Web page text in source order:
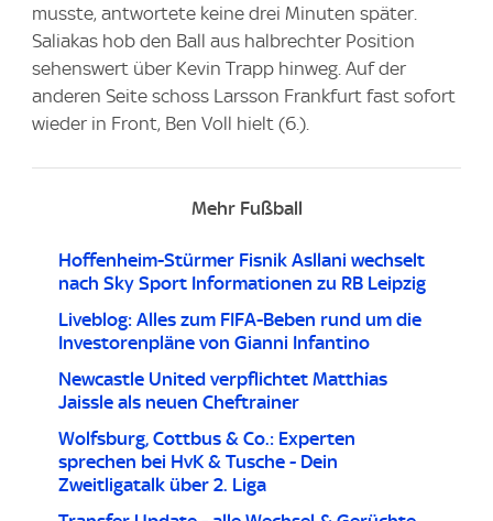
musste, antwortete keine drei Minuten später.
Saliakas hob den Ball aus halbrechter Position
sehenswert über Kevin Trapp hinweg. Auf der
anderen Seite schoss Larsson Frankfurt fast sofort
wieder in Front, Ben Voll hielt (6.).
Mehr Fußball
Hoffenheim-Stürmer Fisnik Asllani wechselt
nach Sky Sport Informationen zu RB Leipzig
Liveblog: Alles zum FIFA-Beben rund um die
Investorenpläne von Gianni Infantino
Newcastle United verpflichtet Matthias
Jaissle als neuen Cheftrainer
Wolfsburg, Cottbus & Co.: Experten
sprechen bei HvK & Tusche - Dein
Zweitligatalk über 2. Liga